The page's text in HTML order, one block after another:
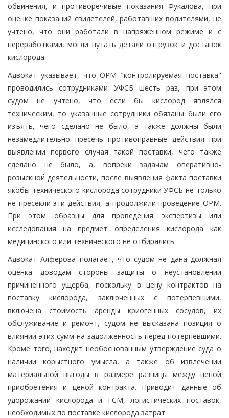
обвинения, и противоречивые показания Фукалова, при
оценке показаний свидетелей, работавших водителями, не
учтено, что они работали в напряженном режиме и с
переработками, могли путать детали отгрузок и доставок
кислорода.
Адвокат указывает, что ОРМ "контролируемая поставка"
проводились сотрудниками УФСБ шесть раз, при этом
судом не учтено, что если бы кислород являлся
техническим, то указанные сотрудники обязаны были его
изъять, чего сделано не было, а также должны были
незамедлительно пресечь противоправные действия при
выявлении первого случая такой поставки, чего также
сделано не было, а, вопреки задачам оперативно-
розыскной деятельности, после выявления факта поставки
якобы технического кислорода сотрудники УФСБ не только
не пресекли эти действия, а продолжили проведение ОРМ.
При этом образцы для проведения экспертизы или
исследования на предмет определения кислорода как
медицинского или технического не отбирались.
Адвокат Алферова полагает, что судом не дана должная
оценка доводам стороны защиты о неустановлении
причиненного ущерба, поскольку в цену контрактов на
поставку кислорода, заключенных с потерпевшими,
включена стоимость аренды криогенных сосудов, их
обслуживание и ремонт, судом не высказана позиция о
влиянии этих сумм на задолженность перед потерпевшими.
Кроме того, находит необоснованным утверждение суда о
наличии корыстного умысла, а также об извлечении
материальной выгоды в размере разницы между ценой
приобретения и ценой контракта. Приводит данные об
удорожании кислорода и ГСМ, логистических поставок,
необходимых по поставке кислорода затрат.